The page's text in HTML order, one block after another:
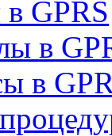
GPRS
в
в